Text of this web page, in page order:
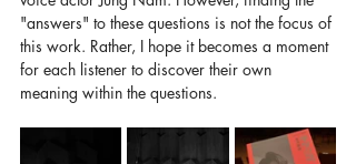
"answers" to these questions is not the focus of
this work. Rather, I hope it becomes a moment
for each listener to discover their own
meaning within the questions.